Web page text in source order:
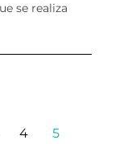
se realiza
4
5